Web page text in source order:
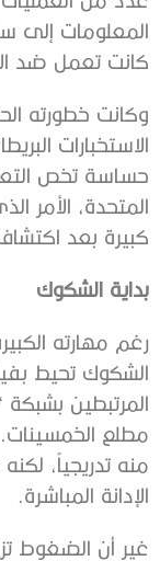
المعلومات
كانت تعمل ضد
وكانت خطورته
الاستخبارات
حساسة تخص
المتحدة،
كبيرة بعد
بداية الشكوك
رغم مهارته
الشكوك تحيط
المرتبطين
مطلع الخمسينات.
منه تدريجياً،
الإدانة المباشرة.
غير أن الضغوط